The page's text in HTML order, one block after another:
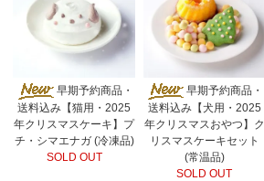
早期予約商品・
送料込み【猫用・2025
年クリスマスケーキ】プ
チ・シマエナガ (冷凍品)
SOLD OUT
早期予約商品・
送料込み【犬用・2025
年クリスマスおやつ】ク
リスマスケーキセット
(常温品)
SOLD OUT